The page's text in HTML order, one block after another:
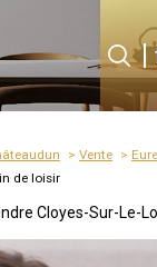
0 fr
Vente
de loisir
Cloyes-Sur-Le-